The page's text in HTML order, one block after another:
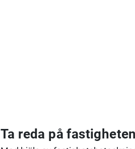
Ta reda på